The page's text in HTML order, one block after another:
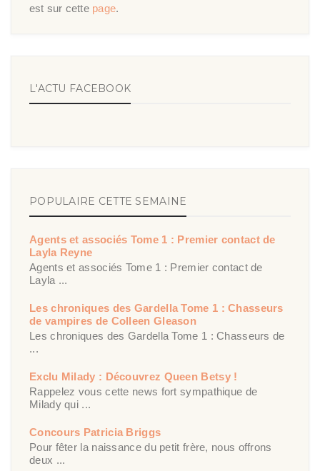
est sur cette page.
L'ACTU FACEBOOK
POPULAIRE CETTE SEMAINE
Agents et associés Tome 1 : Premier contact de
Layla Reyne
Agents et associés Tome 1 : Premier contact de
Layla ...
Les chroniques des Gardella Tome 1 : Chasseurs
de vampires de Colleen Gleason
Les chroniques des Gardella Tome 1 : Chasseurs de
...
Exclu Milady : Découvrez Queen Betsy !
Rappelez vous cette news fort sympathique de
Milady qui ...
Concours Patricia Briggs
Pour fêter la naissance du petit frère, nous offrons
deux ...